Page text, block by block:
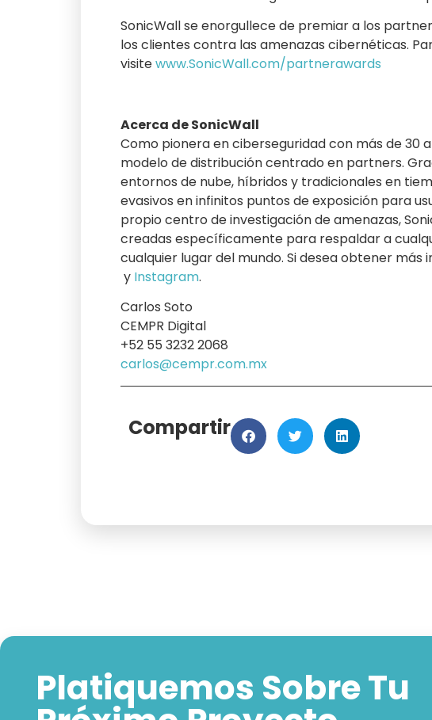
SonicWall se enorgullece de premiar a los
los clientes contra las amenazas cibernéticas.
visitewww.SonicWall.com/partnerawards
Acerca de SonicWall
Como pionera en ciberseguridad con más de 30
modelo de distribución centrado en partners.
entornos de nube, híbridos y tradicionales en
evasivos en infinitos puntos de exposición para
propio centro de investigación de amenazas,
creadas específicamente para respaldar a
cualquier lugar del mundo. Si desea obtener más
y Instagram.
Carlos Soto
CEMPR Digital
+52 55 3232 2068
carlos@cempr.com.mx
Compartir
Platiquemos Sobre Tu